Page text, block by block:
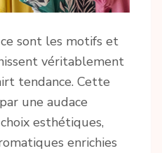
sont les motifs et
véritablement
tendance. Cette
une audace
esthétiques,
enrichies